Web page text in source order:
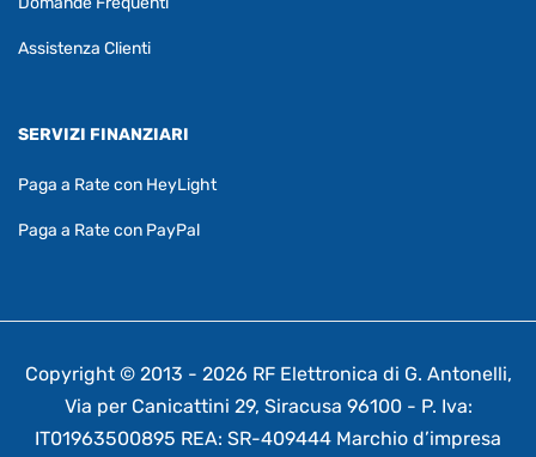
Assistenza Clienti
SERVIZI FINANZIARI
Paga a Rate con HeyLight
Paga a Rate con PayPal
Copyright © 2013 - 2026 RF Elettronica di G. Antonelli,
Via per Canicattini 29, Siracusa 96100 - P. Iva:
IT01963500895 REA: SR-409444 Marchio d’impresa